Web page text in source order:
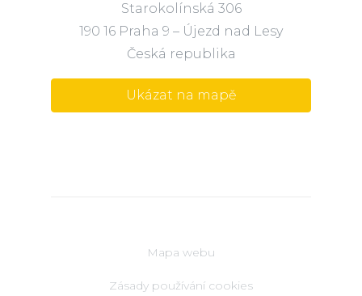
Starokolínská 306
190 16 Praha 9 – Újezd nad Lesy
Česká republika
Ukázat na mapě
Mapa webu
Zásady používání cookies